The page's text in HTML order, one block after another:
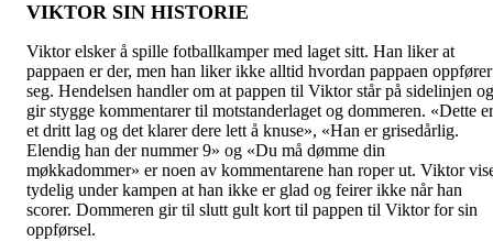
VIKTOR SIN HISTORIE
Viktor elsker å spille fotballkamper med laget sitt. Han liker at
pappaen er der, men han liker ikke alltid hvordan pappaen oppfører
seg. Hendelsen handler om at pappen til Viktor står på sidelinjen og
gir stygge kommentarer til motstanderlaget og dommeren. «Dette er
et dritt lag og det klarer dere lett å knuse», «Han er grisedårlig.
Elendig han der nummer 9» og «Du må dømme din
møkkadommer» er noen av kommentarene han roper ut. Viktor
tydelig under kampen at han ikke er glad og feirer ikke når han
scorer. Dommeren gir til slutt gult kort til pappen til Viktor for sin
oppførsel.